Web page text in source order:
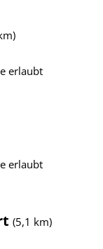
erlaubt
erlaubt
(5,1 km)